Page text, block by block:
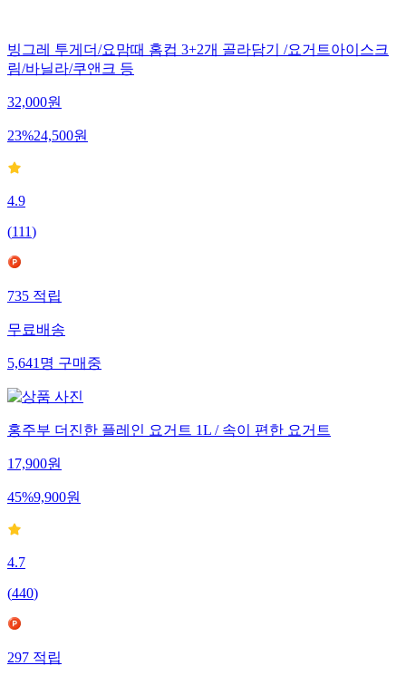
빙그레 투게더/요맘때 홈컵 3+2개 골라담기 /요거트아이스크
림/바닐라/쿠앤크 등
32,000원
23%24,500원
4.9
(111)
735적립
무료배송
5,641명구매중
홍주부 더진한 플레인 요거트 1L / 속이 편한 요거트
17,900원
45%9,900원
4.7
(440)
297적립